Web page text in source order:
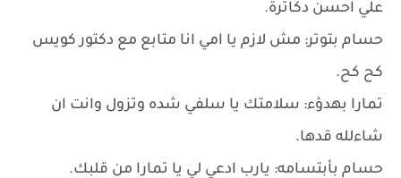
علي احسن دكاترة.
حسام بتوتر: مش لازم يا امي انا متابع مع دكتور كويس
كح كح.
تمارا بهدؤء: سلامتك يا سلفي شده وتزول وانت ان
شاءلله قدها.
حسام بأبتسامه: يارب ادعي لي يا تمارا من قلبك.